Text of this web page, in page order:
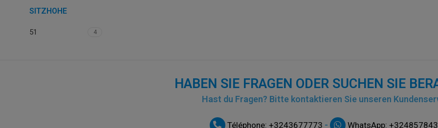
SITZHOHE
51 4
HABEN SIE FRAGEN ODER SUCHEN SIE
Hast du Fragen? Bitte kontaktieren Sie unseren
Téléphone: +3243677773 - WhatsApp: